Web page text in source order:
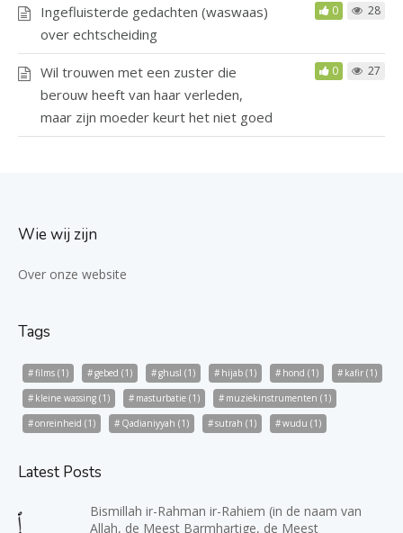
Ingefluisterde gedachten (waswaas)
over echtscheiding
0 28
Wil trouwen met een zuster die
berouw heeft van haar verleden,
maar zijn moeder keurt het niet goed
0 27
Wie wij zijn
Over onze website
Tags
films (1) gebed (1) ghusl (1) hijab (1) hond (1) kafir (1)
kleine wassing (1) masturbatie (1) muziekinstrumenten (1)
onreinheid (1) Qadianiyyah (1) sutrah (1) wudu (1)
Latest Posts
Bismillah ir-Rahman ir-Rahiem (in de naam van
Allah, de Meest Barmhartige, de Meest